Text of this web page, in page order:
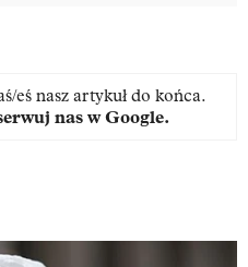
eś nasz artykuł do końca.
nas w Google.